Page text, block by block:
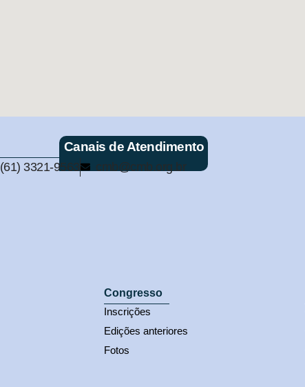
Canais de Atendimento
(61) 3321-9563 cmb@cmb.org.br
Congresso
Inscrições
Edições anteriores
Fotos